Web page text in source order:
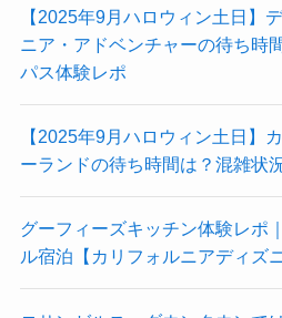
【2025年9月ハロウィン土日】
ニア・アドベンチャーの待ち時
パス体験レポ
【2025年9月ハロウィン土日】
ーランドの待ち時間は？混雑状
グーフィーズキッチン体験レポ
ル宿泊【カリフォルニアディズ